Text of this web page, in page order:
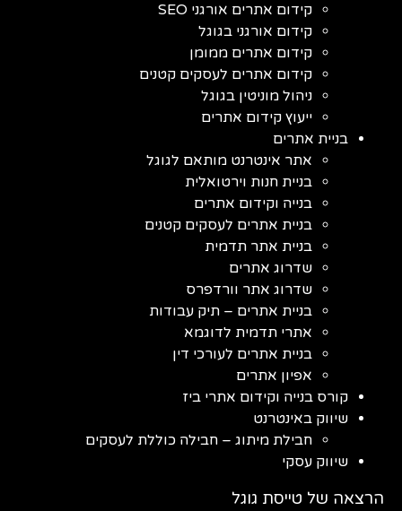
קידום אתרים אורגני SEO
קידום אורגני בגוגל
קידום אתרים ממומן
קידום אתרים לעסקים קטנים
ניהול מוניטין בגוגל
ייעוץ קידום אתרים
בניית אתרים
אתר אינטרנט מותאם לגוגל
בניית חנות וירטואלית
בנייה וקידום אתרים
בניית אתרים לעסקים קטנים
בניית אתר תדמית
שדרוג אתרים
שדרוג אתר וורדפרס
בניית אתרים – תיק עבודות
אתרי תדמית לדוגמא
בניית אתרים לעורכי דין
אפיון אתרים
קורס בנייה וקידום אתרי ביז
שיווק באינטרנט
חבילת מיתוג – חבילה כוללת לעסקים
שיווק עסקי
הרצאה של טייסת גוגל